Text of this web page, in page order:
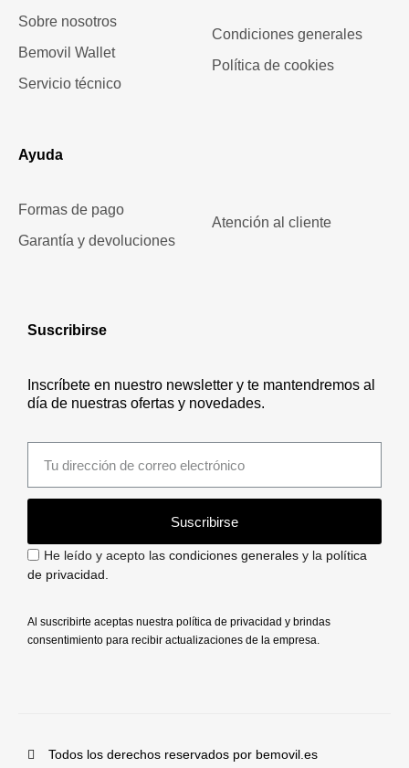
Sobre nosotros
Bemovil Wallet
Servicio técnico
Condiciones generales
Política de cookies
Ayuda
Formas de pago
Garantía y devoluciones
Atención al cliente
Suscribirse
Inscríbete en nuestro newsletter y te mantendremos al
día de nuestras ofertas y novedades.
Suscribirse
He leído y acepto las condiciones generales y la política
de privacidad
Al suscribirte aceptas nuestra política de privacidad y brindas
consentimiento para recibir actualizaciones de la empresa.
Todos los derechos reservados por bemovil.es